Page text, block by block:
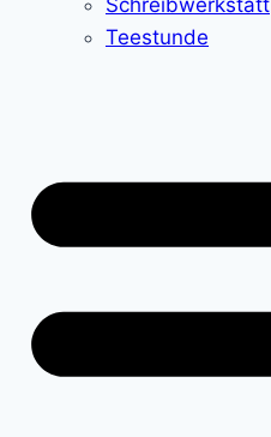
Schreibwerkstatt
Teestunde